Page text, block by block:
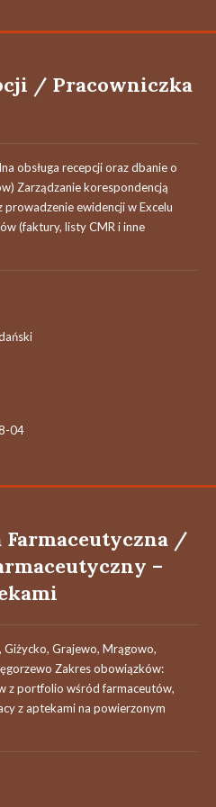
/ Pracowniczka
obsługa recepcji oraz dbanie o
Zarządzanie korespondencją
ewidencji w Excelu
(faktury, listy CMR i inne
04
/
–
Giżycko, Grajewo, Mrągowo,
Zakres obowiązków:
z portfolio wśród farmaceutów,
z aptekami na powierzonym